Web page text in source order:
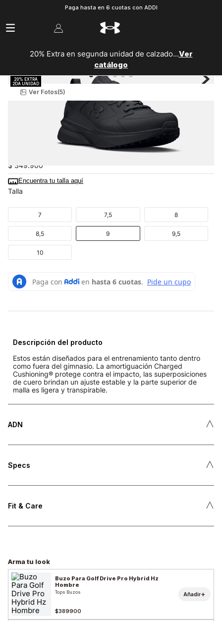
Paga hasta en 6 cuotas con ADDI
20% Extra en segunda unidad de calzado...Ver
catálogo
Ver Fotos(5)
Zapatillas Training
Tenis Para Training Ua Charged Edge Hombre
$ 349.900
Encuentra tu talla aquí
Talla
9
8,5
7,5 8
10
9,5
7
Descripción del producto
Estos están diseñados para el entrenamiento tanto dentro
como fuera del gimnasio. La amortiguación Charged
Cushioning® protege contra el impacto, las superposiciones
de cuero brindan un ajuste estable y la parte superior de
malla es ligera y transpirable.
ADN ˄
Specs ˄
Fit & Care ˄
Arma tu look
Buzo Para Golf Drive Pro Hybrid Hz
Hombre
Tops Buzos
$389900
Añadir+